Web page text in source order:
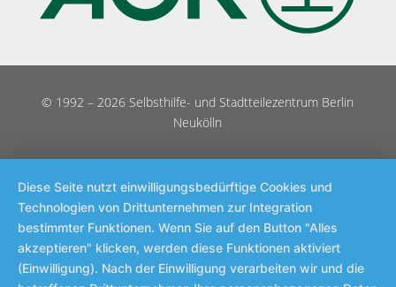
© 1992 – 2026 Selbsthilfe- und Stadtteilezentrum Berlin
Neukölln
Diese Seite nutzt einwilligungsbedürftige Cookies und
Technologien von Drittunternehmen zur Integration
bestimmter Funktionen. Wenn Sie auf den Button "Alles
akzeptieren" klicken, werden diese Funktionen aktiviert
(Einwilligung). Nach der Einwilligung verarbeiten wir und die